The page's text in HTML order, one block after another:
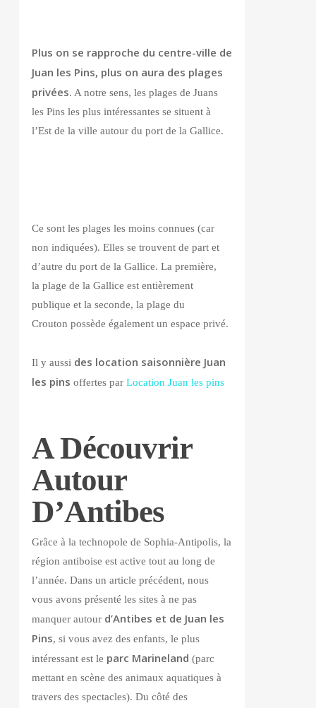
Plus on se rapproche du centre-ville de
Juan les Pins, plus on aura des plages
privées. A notre sens, les plages de Juans
les Pins les plus intéressantes se situent à
l’Est de la ville autour du port de la Gallice.
Ce sont les plages les moins connues (car
non indiquées). Elles se trouvent de part et
d’autre du port de la Gallice. La première,
la plage de la Gallice est entièrement
publique et la seconde, la plage du
Crouton possède également un espace privé.
Il y aussi des location saisonnière Juan
les pins offertes par Location Juan les pins
A Découvrir
Autour
D’Antibes
Grâce à la technopole de Sophia-Antipolis, la
région antiboise est active tout au long de
l’année. Dans un article précédent, nous
vous avons présenté les sites à ne pas
manquer autourd’Antibes et de Juan les
Pins, si vous avez des enfants, le plus
intéressant est le parc Marineland (parc
mettant en scène des animaux aquatiques à
travers des spectacles). Du côté des